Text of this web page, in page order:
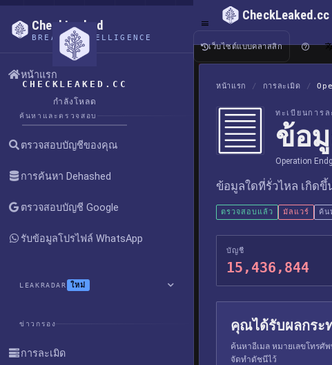
CHECKLEAKED.CC
กำลังโหลด
CheckLeaked
BREACH INTELLIGENCE
หน้าแรก
ค้นหาและตรวจสอบ
ตรวจสอบบัญชีของคุณ
การค้นหา Dehashed
ตรวจสอบบัญชี Google
รับข้อมูลโปรไฟล์ WhatsApp
LEAKRADAR ใหม่
ข่าวกรอง
การละเมิด
CheckLeaked.cc
เว็บไซต์แบบคลาสสิก
หน้าแรก / การละเมิด /
ทะเบียนการ
ข้อมู
Operation
ข้อมูลใดที่รั่วไหล เกิด
ตรวจสอบแล้ว มัลแวร์ ค้น
บัญชี
15,436,844
คุณได้รับผลกระ
ค้นหาอีเมล หมายเลขโทรศั
จัดทำดัชนีไว้